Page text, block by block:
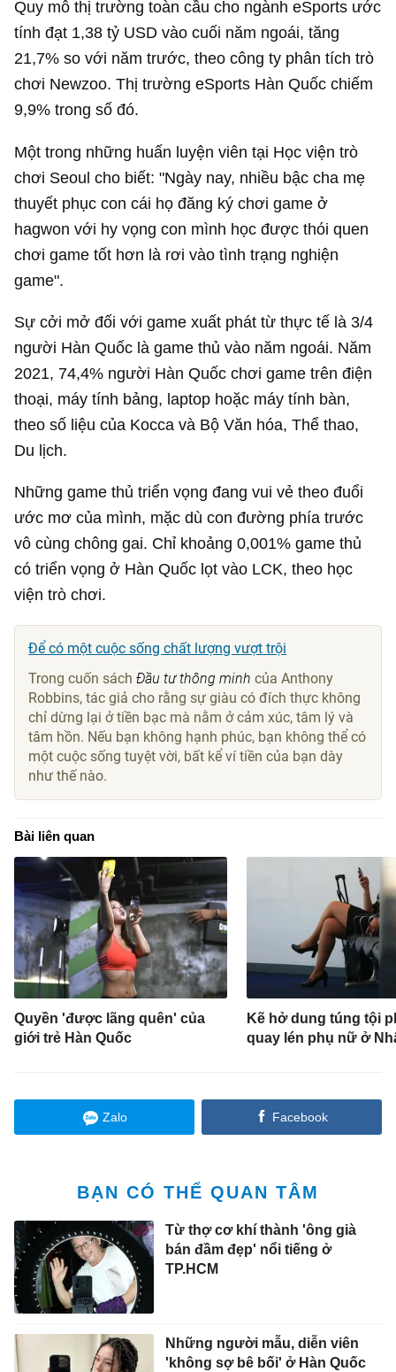
Quy mô thị trường toàn cầu cho ngành eSports ước
tính đạt 1,38 tỷ USD vào cuối năm ngoái, tăng
21,7% so với năm trước, theo công ty phân tích trò
chơi Newzoo. Thị trường eSports Hàn Quốc chiếm
9,9% trong số đó.
Một trong những huấn luyện viên tại Học viện trò
chơi Seoul cho biết: "Ngày nay, nhiều bậc cha mẹ
thuyết phục con cái họ đăng ký chơi game ở
hagwon với hy vọng con mình học được thói quen
chơi game tốt hơn là rơi vào tình trạng nghiện
game".
Sự cởi mở đối với game xuất phát từ thực tế là 3/4
người Hàn Quốc là game thủ vào năm ngoái. Năm
2021, 74,4% người Hàn Quốc chơi game trên điện
thoại, máy tính bảng, laptop hoặc máy tính bàn,
theo số liệu của Kocca và Bộ Văn hóa, Thể thao,
Du lịch.
Những game thủ triển vọng đang vui vẻ theo đuổi
ước mơ của mình, mặc dù con đường phía trước
vô cùng chông gai. Chỉ khoảng 0,001% game thủ
có triển vọng ở Hàn Quốc lọt vào LCK, theo học
viện trò chơi.
Để có một cuộc sống chất lượng vượt trội
Trong cuốn sáchĐầu tư thông minh của Anthony
Robbins, tác giả cho rằng sự giàu có đích thực không
chỉ dừng lại ở tiền bạc mà nằm ở cảm xúc, tâm lý và
tâm hồn. Nếu bạn không hạnh phúc, bạn không thể có
một cuộc sống tuyệt vời, bất kể ví tiền của bạn dày
như thế nào.
Bài liên quan
Quyền 'được lãng quên' của
giới trẻ Hàn Quốc
Kẽ hở dung túng tội
quay lén phụ nữ ở
Zalo Facebook
BẠN CÓ THỂ QUAN TÂM
Từ thợ cơ khí thành 'ông già
bán đầm đẹp' nổi tiếng ở
TP.HCM
Những người mẫu, diễn viên
'không sợ bê bối' ở Hàn Quốc